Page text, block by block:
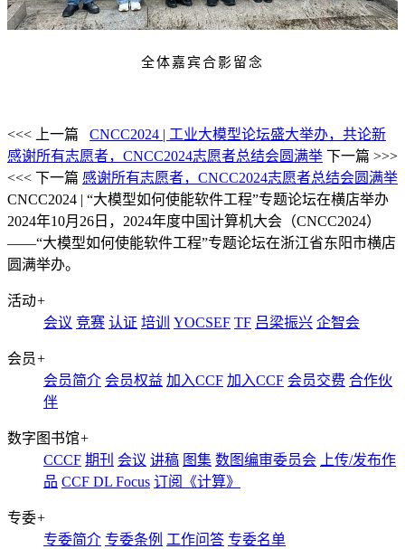
全体嘉宾合影留念
<<< 上一篇
CNCC2024 | 工业大模型论坛盛大举办，共论新
感谢所有志愿者，CNCC2024志愿者总结会圆满举 下一篇 >>>
<<< 下一篇 感谢所有志愿者，CNCC2024志愿者总结会圆满举
CNCC2024 | “大模型如何使能软件工程”专题论坛在横店举办
2024年10月26日，2024年度中国计算机大会（CNCC2024）
——“大模型如何使能软件工程”专题论坛在浙江省东阳市横店
圆满举办。
活动+
会议 竞赛 认证 培训 YOCSEF TF 吕梁振兴 企智会
会员+
会员简介 会员权益 加入CCF 加入CCF 会员交费 合作伙
伴
数字图书馆+
CCCF 期刊 会议 讲稿 图集 数图编审委员会
上传/发布作
品 CCF DL Focus 订阅《计算》
专委+
专委简介 专委条例 工作问答 专委名单